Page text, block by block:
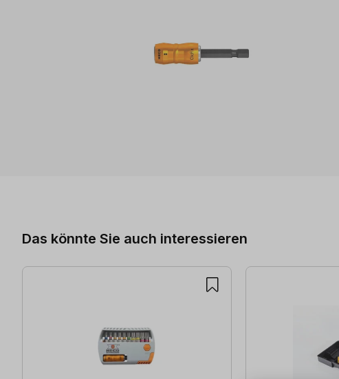
Das könnte Sie auch interessieren